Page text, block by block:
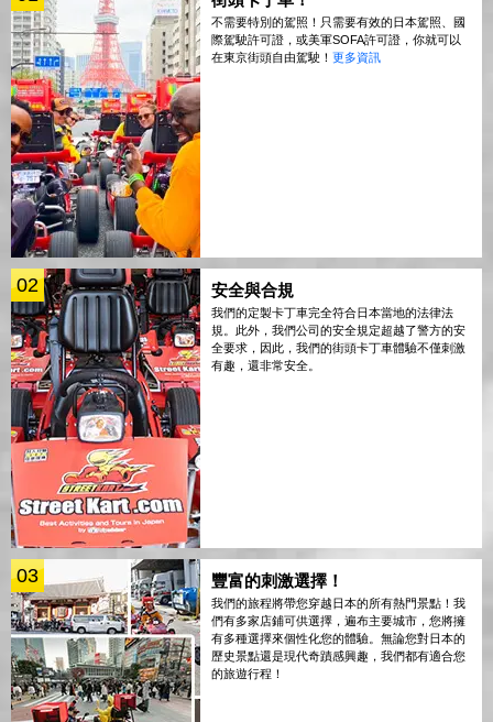
不需要特別的駕照！只需要有效的日本駕照、國
際駕駛許可證，或美軍SOFA許可證，你就可以
在東京街頭自由駕駛！ 更多資訊
02 安全與合規
我們的定製卡丁車完全符合日本當地的法律法
規。此外，我們公司的安全規定超越了警方的安
全要求，因此，我們的街頭卡丁車體驗不僅刺激
有趣，還非常安全。
03 豐富的刺激選擇！
我們的旅程將帶您穿越日本的所有熱門景點！我
們有多家店鋪可供選擇，遍布主要城市，您將擁
有多種選擇來個性化您的體驗。無論您對日本的
歷史景點還是現代奇蹟感興趣，我們都有適合您
的旅遊行程！